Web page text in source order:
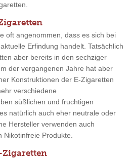
oft angenommen, dass es sich bei
Erfindung handelt. Tatsächlich
aber bereits in den sechziger
der vergangenen Jahre hat aber
Konstruktionen der E-Zigaretten
verschiedene
süßlichen und fruchtigen
natürlich auch eher neutrale oder
Hersteller verwenden auch
Nikotinfreie Produkte.